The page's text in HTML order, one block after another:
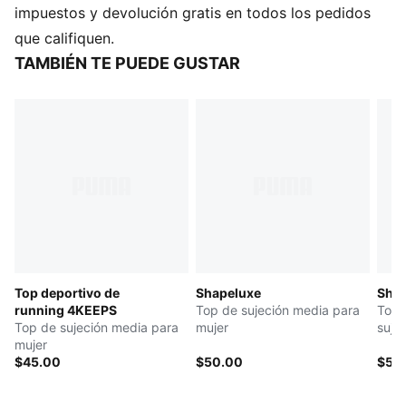
para absorber la humedad del cuerpo y mantenerte
libre de sudor durante el ejercicio
ULTRAFORM: Tejido compresivo pero elástico, con
Copas extraibles
impuestos y devolución gratis en todos los pedidos
que califiquen.
TAMBIÉN TE PUEDE GUSTAR
Top deportivo de
running 4KEEPS
Top de sujeción media para
mujer
$45.00
Shapeluxe
Top de sujeción media para
mujer
$50.00
Top